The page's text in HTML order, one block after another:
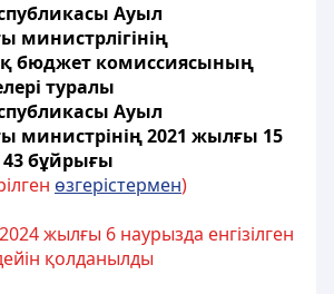
Ауыл
бюджет комиссиясының
туралы
Ауыл
2021 жылғы 15
бұйрығы
өзгерістермен)
жылғы 6 наурызда енгізілген
қолданылды